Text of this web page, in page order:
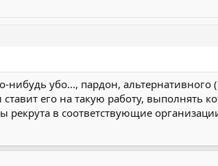
нибудь убо..., пардон, альтернативного
его на такую работу, выполнять
рекрута в соответствующие